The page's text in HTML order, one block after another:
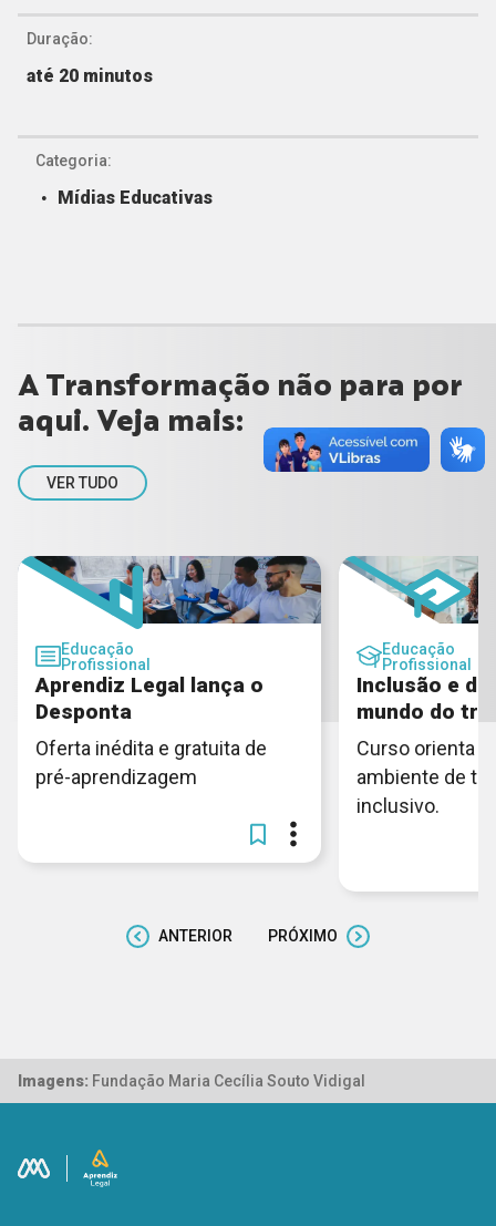
Duração:
até 20 minutos
Categoria:
Mídias Educativas
A Transformação não para por
aqui. Veja mais:
VER TUDO
Educação
Profissional
Aprendiz Legal lança o
Desponta
Oferta inédita e gratuita de
pré-aprendizagem
Educação
Profissional
Inclusão e
mundo do
Curso orienta
ambiente de
inclusivo.
ANTERIOR PRÓXIMO
Imagens: Fundação Maria Cecília Souto Vidigal